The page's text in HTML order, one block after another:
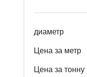
диаметр
Цена за метр
Цена за тонну